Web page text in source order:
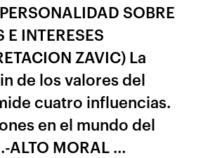
SOBRE
E INTERESES
ZAVIC) La
de los valores del
cuatro influencias.
en el mundo del
ALTO MORAL …